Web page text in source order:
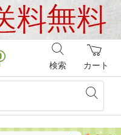
カート
検索